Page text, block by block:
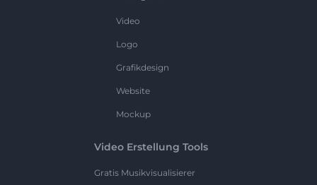
Video
Logo
Grafikdesign
Website
Mockup
Video Erstellung Tools
Gratis Musikvisualisierer